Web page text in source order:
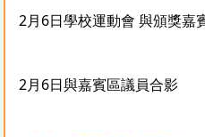
2月6日學校運動會 與頒獎嘉
2月6日與嘉賓區議員合影